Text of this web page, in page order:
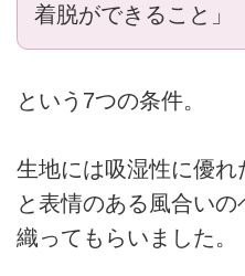
着脱ができること」
という7つの条件。
生地には吸湿性に優れ
と表情のある風合い
織ってもらいました。